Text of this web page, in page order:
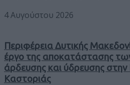
4 Αυγούστου 2026
Περιφέρεια Δυτικής
έργο της αποκατάστασης
άρδευσης και ύδρευσης
Καστοριάς